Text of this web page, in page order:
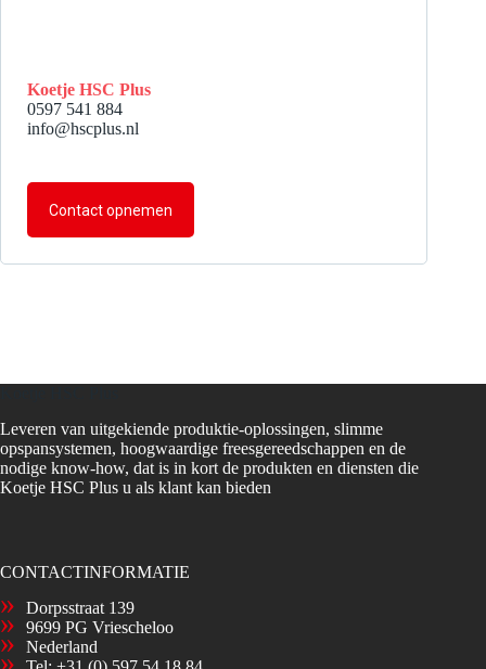
Koetje HSC Plus
0597 541 884
info@hscplus.nl
Contact opnemen
Leveren van uitgekiende produktie-oplossingen, slimme
opspansystemen, hoogwaardige freesgereedschappen en de
nodige know-how, dat is in kort de produkten en diensten die
Koetje HSC Plus u als klant kan bieden
CONTACTINFORMATIE
Dorpsstraat 139
9699 PG Vriescheloo
Nederland